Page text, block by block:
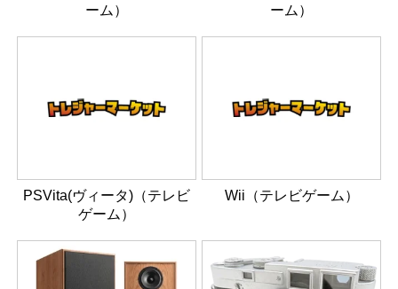
ーム）
ーム）
PSVita(ヴィータ)（テレビ
ゲーム）
Wii（テレビゲーム）